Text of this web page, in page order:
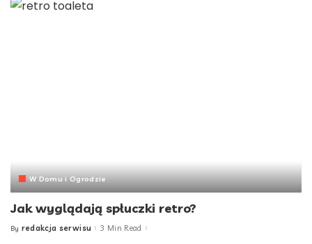
W Domu i Ogrodzie
Jak wyglądają spłuczki retro?
Posted
By redakcja serwisu 3 Min Read